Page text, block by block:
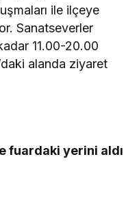
ile ilçeye
Sanatseverler
11.00-20.00
alanda ziyaret
fuardaki yerini aldı